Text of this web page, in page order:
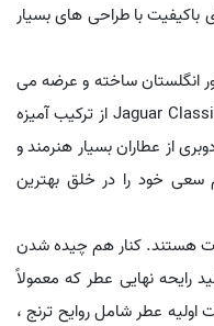
با طراحی های بسیار
انگلستان ساخته و عرضه می
شوند. جگوار کلاسیک رد (قرمز) یا Jaguar Classic Red از ترکیب آمیزه
از عطاران بسیار هنرمند و
خود را در خلق بهترین
هستند. کنار هم چیده شدن
رایحه نهایی عطر که معمولاً
عطر شامل روایح ترنج ،